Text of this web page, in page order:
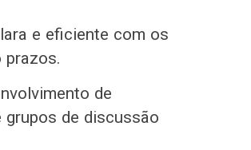
e eficiente com os
prazos.
de
de discussão